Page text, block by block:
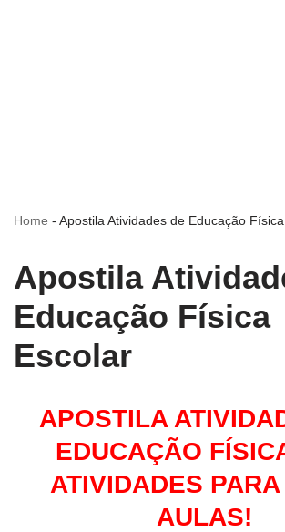
Home - Apostila Atividades de Educação
Apostila
Educação Física
Escolar
APOSTILA
EDUCAÇÃO
ATIVIDADES
AULAS!